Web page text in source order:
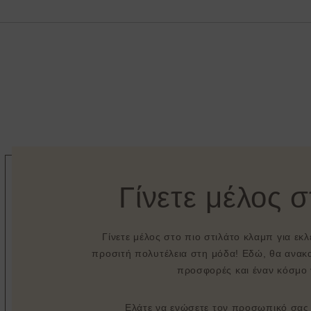
Γίνετε μέλος
Γίνετε μέλος στο πιο στιλάτο κλαμπ για
προσιτή πολυτέλεια στη μόδα! Εδώ, θα
προσφορές και έναν κόσμο
Ελάτε να ενώσετε τον προσωπικό σας